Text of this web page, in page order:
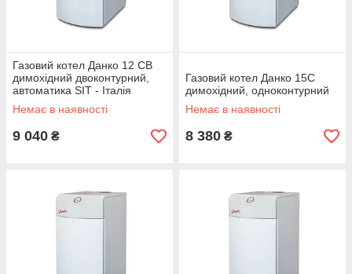
Газовий котел Данко 12 СВ
димохідний двоконтурний,
автоматика SIT - Італія
Немає в наявності
9 040 ₴
Газовий котел Данко 15С
димохідний, одноконтурний
Немає в наявності
8 380 ₴